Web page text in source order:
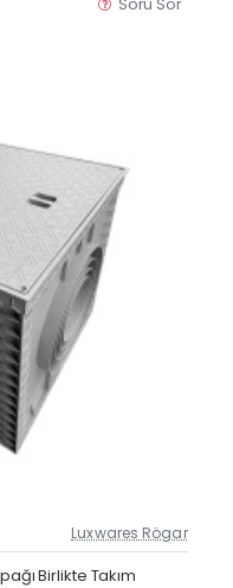
Soru Sor
Güncel Fiyat
Luxwares Rögar
Birlikte Takım